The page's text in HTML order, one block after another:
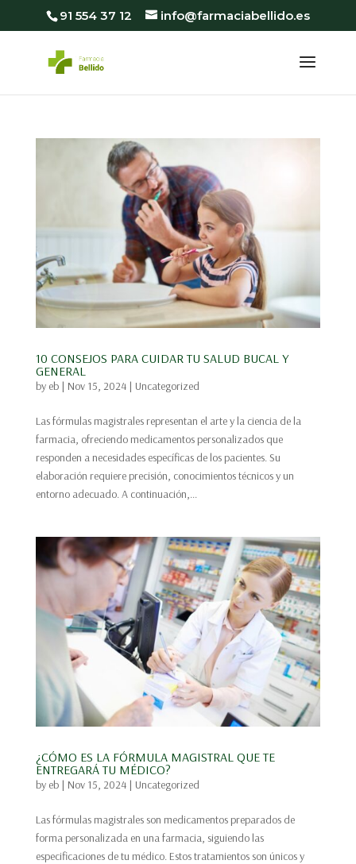
91 554 37 12 info@farmaciabellido.es
10 CONSEJOS PARA CUIDAR TU SALUD BUCAL Y
GENERAL
by eb| Nov 15, 2024| Uncategorized
Las fórmulas magistrales representan el arte y la ciencia de la
farmacia, ofreciendo medicamentos personalizados que
responden a necesidades específicas de los pacientes. Su
elaboración requiere precisión, conocimientos técnicos y un
entorno adecuado. A continuación,...
¿CÓMO ES LA FÓRMULA MAGISTRAL QUE TE
ENTREGARÁ TU MÉDICO?
by eb| Nov 15, 2024| Uncategorized
Las fórmulas magistrales son medicamentos preparados de
forma personalizada en una farmacia, siguiendo las
especificaciones de tu médico. Estos tratamientos son únicos y